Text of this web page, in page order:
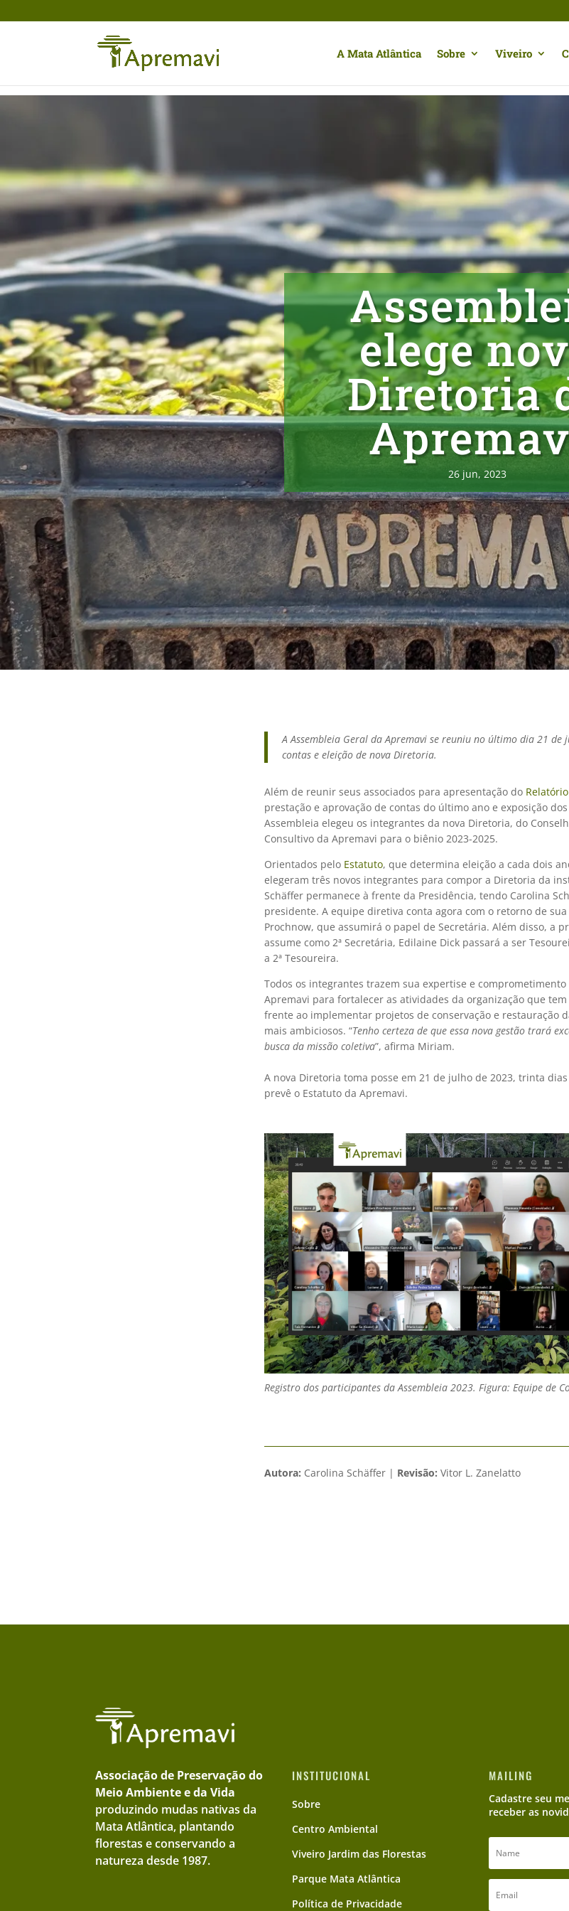
A Mata Atlântica Sobre Viveiro
elege
Diretoria
26 jun, 2023
A Assembleia Geral da Apremavi se reuniu no último dia 21 de
contas e eleição de nova Diretoria.
Além de reunir seus associados para apresentação do
prestação e aprovação de contas do último ano e exposição
Assembleia elegeu os integrantes da nova Diretoria, do
Consultivo da Apremavi para o biênio 2023-2025.
Orientados pelo Estatuto, que determina eleição a cada dois
elegeram três novos integrantes para compor a Diretoria da
Schäffer permanece à frente da Presidência, tendo Carolina
presidente. A equipe diretiva conta agora com o retorno de
Prochnow, que assumirá o papel de Secretária. Além disso, a
assume como 2ª Secretária, Edilaine Dick passará a ser
a 2ª Tesoureira.
Todos os integrantes trazem sua expertise e comprometimento
Apremavi para fortalecer as atividades da organização que
frente ao implementar projetos de conservação e restauração
mais ambiciosos. “Tenho certeza de que essa nova gestão trará
busca da missão coletiva”, afirma Miriam.
A nova Diretoria toma posse em 21 de julho de 2023, trinta
prevê o Estatuto da Apremavi.
Registro dos participantes da Assembleia 2023. Figura: Equipe de
Autora: Carolina Schäffer | Revisão: Vitor L. Zanelatto
Associação de Preservação do
Meio Ambiente e da Vida
produzindo mudas nativas da
Mata Atlântica, plantando
florestas e conservando a
natureza desde 1987.
INSTITUCIONAL
Sobre
Centro Ambiental
Viveiro Jardim das Florestas
Parque Mata Atlântica
Política de Privacidade
MAILING
Cadastre seu
receber as